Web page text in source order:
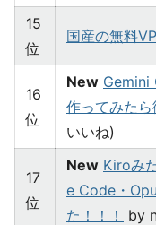
15
位
国産の無料
16
位
New Gemini
作ってみた
いいね)
17
位
New Kiroみ
e Code・
た！！！
by